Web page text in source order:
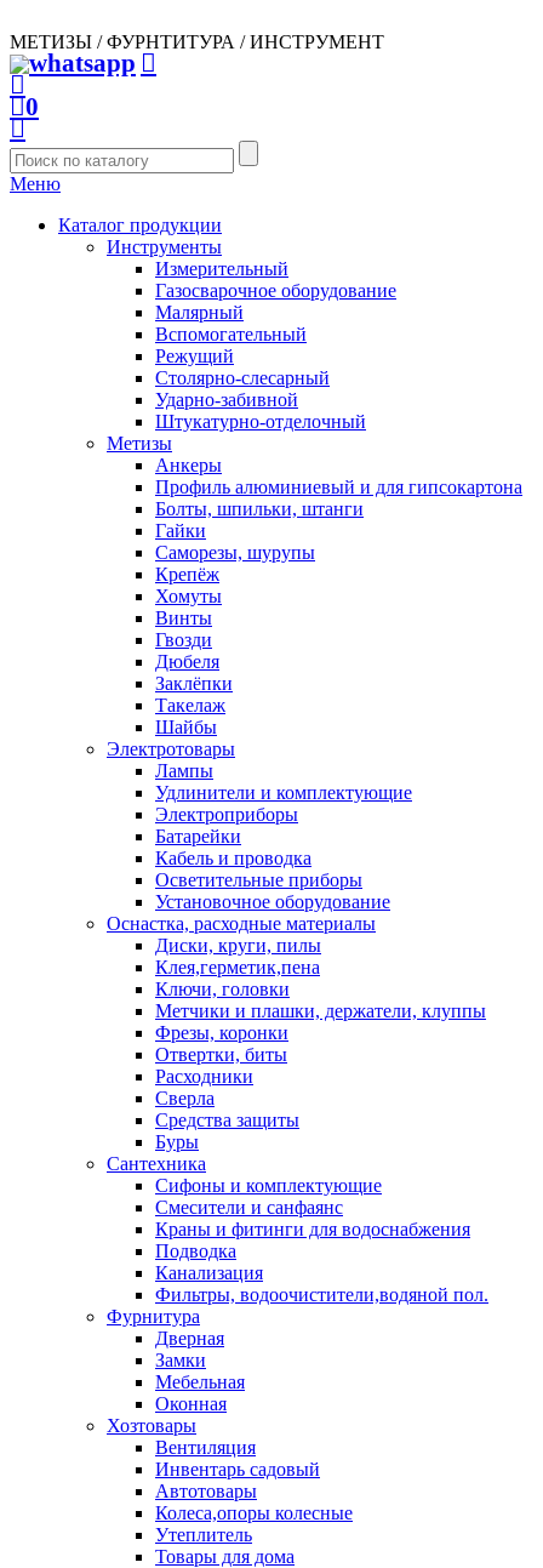
МЕТИЗЫ / ФУРНТИТУРА / ИНСТРУМЕНТ
0
Меню
Каталог продукции
Инструменты
Измерительный
Газосварочное оборудование
Малярный
Вспомогательный
Режущий
Столярно-слесарный
Ударно-забивной
Штукатурно-отделочный
Метизы
Анкеры
Профиль алюминиевый и для гипсокартона
Болты, шпильки, штанги
Гайки
Саморезы, шурупы
Крепёж
Хомуты
Винты
Гвозди
Дюбеля
Заклёпки
Такелаж
Шайбы
Электротовары
Лампы
Удлинители и комплектующие
Электроприборы
Батарейки
Кабель и проводка
Осветительные приборы
Установочное оборудование
Оснастка, расходные материалы
Диски, круги, пилы
Клея,герметик,пена
Ключи, головки
Метчики и плашки, держатели, клуппы
Фрезы, коронки
Отвертки, биты
Расходники
Сверла
Средства защиты
Буры
Сантехника
Сифоны и комплектующие
Смесители и санфаянс
Краны и фитинги для водоснабжения
Подводка
Канализация
Фильтры, водоочистители,водяной пол.
Фурнитура
Дверная
Замки
Мебельная
Оконная
Хозтовары
Вентиляция
Инвентарь садовый
Автотовары
Колеса,опоры колесные
Утеплитель
Товары для дома